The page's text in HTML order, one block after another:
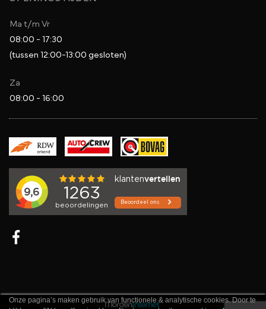
Ma t/m Vr
08:00 - 17:30
(tussen 12:00-13:00 gesloten)
Za
08:00 - 16:00
Onze pagina’s maken gebruik van functionele & analytische cookies. Door te